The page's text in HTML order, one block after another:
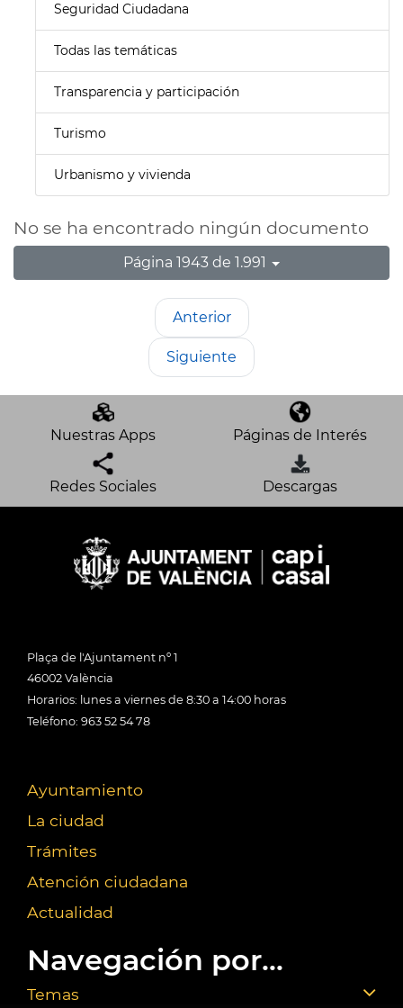
Seguridad Ciudadana
Todas las temáticas
Transparencia y participación
Turismo
Urbanismo y vivienda
No se ha encontrado ningún documento
Página 1943 de 1.991
Anterior
Siguiente
Nuestras Apps Páginas de Interés
Redes Sociales Descargas
Plaça de l'Ajuntament nº 1
46002 València
Horarios: lunes a viernes de 8:30 a 14:00 horas
Teléfono: 963 52 54 78
Ayuntamiento
La ciudad
Trámites
Atención ciudadana
Actualidad
Navegación por...
Temas